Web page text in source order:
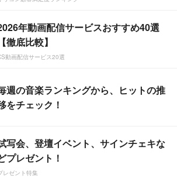
年動画配信サービスおすすめ40選
【徹底比較】
動画配信サービス20選
週の音楽ランキングから、ヒットの推
をチェック！
写会、登壇イベント、サインチェキな
プレゼント！
レゼント特集